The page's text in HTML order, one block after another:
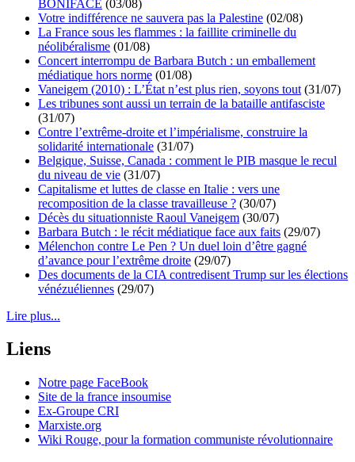
BONIFACE (03/08)
Votre indifférence ne sauvera pas la Palestine (02/08)
La France sous les flammes : la faillite criminelle du
néolibéralisme (01/08)
Concert interrompu de Barbara Butch : un emballement
médiatique hors norme (01/08)
Vaneigem (2010) : L’État n’est plus rien, soyons tout (31/07)
Les tribunes sont aussi un terrain de la bataille antifasciste
(31/07)
Contre l’extrême-droite et l’impérialisme, construire la
solidarité internationale (31/07)
Belgique, Suisse, Canada : comment le PIB masque le recul
du niveau de vie (31/07)
Capitalisme et luttes de classe en Italie : vers une
recomposition de la classe travailleuse ? (30/07)
Décès du situationniste Raoul Vaneigem (30/07)
Barbara Butch : le récit médiatique face aux faits (29/07)
Mélenchon contre Le Pen ? Un duel loin d’être gagné
d’avance pour l’extrême droite (29/07)
Des documents de la CIA contredisent Trump sur les élections
vénézuéliennes (29/07)
Lire plus...
Liens
Notre page FaceBook
Site de la france insoumise
Ex-Groupe CRI
Marxiste.org
Wiki Rouge, pour la formation communiste révolutionnaire